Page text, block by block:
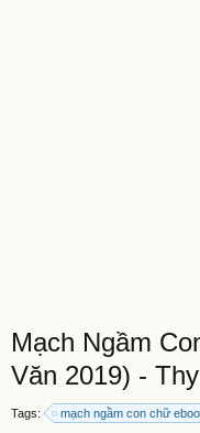
Mạch Ngầm
Văn 2019) -
Tags: mạch ngầm con chữ